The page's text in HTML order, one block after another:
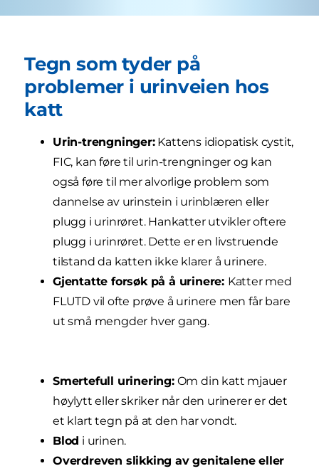
Tegn som tyder på
problemer i urinveien hos
katt
Urin-trengninger:Kattens idiopatisk cystit,
FIC, kan føre til urin-trengninger og kan
også føre til mer alvorlige problem som
dannelse av urinstein i urinblæren eller
plugg i urinrøret. Hankatter utvikler oftere
plugg i urinrøret. Dette er en livstruende
tilstand da katten ikke klarer å urinere.
Gjentatte forsøk på å urinere: Katter med
FLUTD vil ofte prøve å urinere men får bare
ut små mengder hver gang.
Smertefull urinering:Om din katt mjauer
høylytt eller skriker når den urinerer er det
et klart tegn på at den har vondt.
Blod i urinen.
Overdreven slikking av genitalene eller